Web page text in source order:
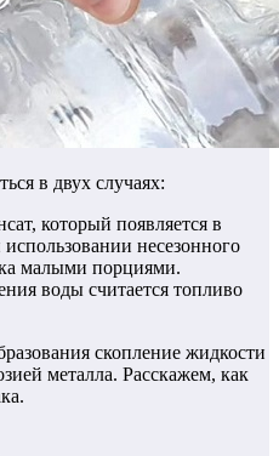
в двух случаях:
который появляется в
несезонного
малыми порциями.
воды считается топливо
скопление жидкости
металла. Расскажем, как